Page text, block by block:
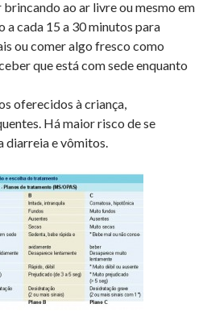
ao ar livre ou mesmo em
a cada 15 a 30 minutos para
ou comer algo fresco como
que está com sede enquanto
oferecidos à criança,
Há maior risco de se
diarreia e vômitos.